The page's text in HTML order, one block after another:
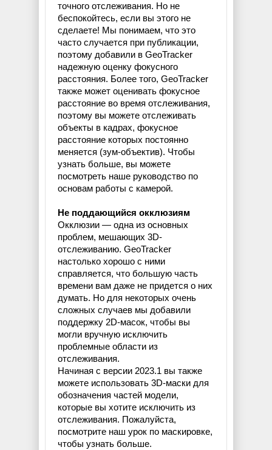
точного отслеживания. Но не
беспокойтесь, если вы этого не
сделаете! Мы понимаем, что это
часто случается при публикации,
поэтому добавили в GeoTracker
надежную оценку фокусного
расстояния. Более того, GeoTracker
также может оценивать фокусное
расстояние во время отслеживания,
поэтому вы можете отслеживать
объекты в кадрах, фокусное
расстояние которых постоянно
меняется (зум-объектив). Чтобы
узнать больше, вы можете
посмотреть наше руководство по
основам работы с камерой.
Не поддающийся окклюзиям
Окклюзии — одна из основных
проблем, мешающих 3D-
отслеживанию. GeoTracker
настолько хорошо с ними
справляется, что большую часть
времени вам даже не придется о них
думать. Но для некоторых очень
сложных случаев мы добавили
поддержку 2D-масок, чтобы вы
могли вручную исключить
проблемные области из
отслеживания.
Начиная с версии 2023.1 вы также
можете использовать 3D-маски для
обозначения частей модели,
которые вы хотите исключить из
отслеживания. Пожалуйста,
посмотрите наш урок по маскировке,
чтобы узнать больше.